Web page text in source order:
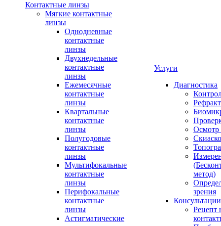
Контактные линзы
Мягкие контактные
линзы
Однодневные
контактные
линзы
Двухнедельные
контактные
линзы
Ежемесячные
контактные
линзы
Квартальные
контактные
линзы
Полугодовые
контактные
линзы
Мультифокальные
контактные
линзы
Перифокальные
контактные
линзы
Астигматические
Услуги
Диагностика
Осмотр
метод)
зрения
Рецепт